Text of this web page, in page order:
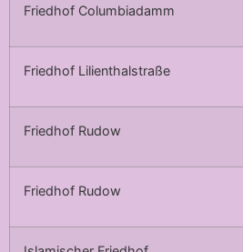
Friedhof Columbiadamm
Friedhof Lilienthalstraße
Friedhof Rudow
Friedhof Rudow